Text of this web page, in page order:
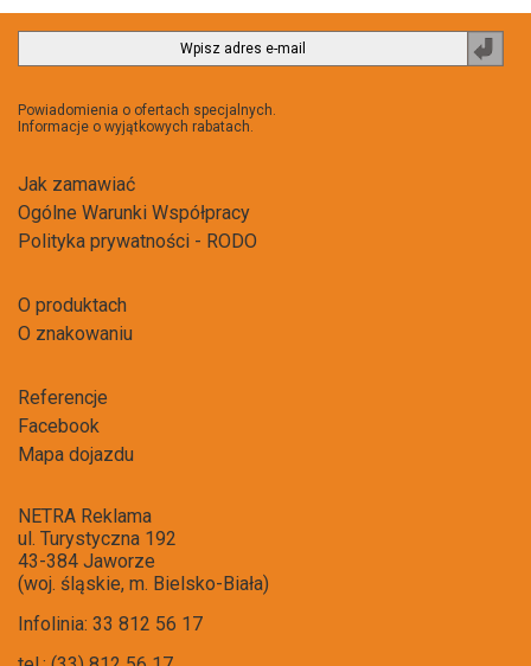
Powiadomienia o ofertach specjalnych.
Informacje o wyjątkowych rabatach.
Jak zamawiać
Ogólne Warunki Współpracy
Polityka prywatności - RODO
O produktach
O znakowaniu
Referencje
Facebook
Mapa dojazdu
NETRA Reklama
ul. Turystyczna 192
43-384 Jaworze
(woj. śląskie, m. Bielsko-Biała)
Infolinia: 33 812 56 17